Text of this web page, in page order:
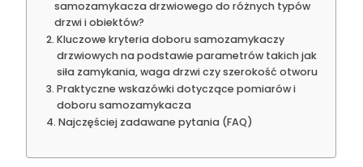
samozamykacza drzwiowego do różnych typów
drzwi i obiektów?
Kluczowe kryteria doboru samozamykaczy
drzwiowych na podstawie parametrów takich jak
siła zamykania, waga drzwi czy szerokość otworu
Praktyczne wskazówki dotyczące pomiarów i
doboru samozamykacza
Najczęściej zadawane pytania (FAQ)